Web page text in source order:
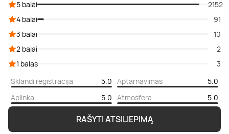
RAŠYTI ATSILIEPIMĄ
5 balai
2152
4 balai
91
3 balai
10
2 balai
2
1 balas
3
Sklandi registracija
5.0 Aptarnavimas
5.0
Aplinka
5.0 Atmosfera 5.0